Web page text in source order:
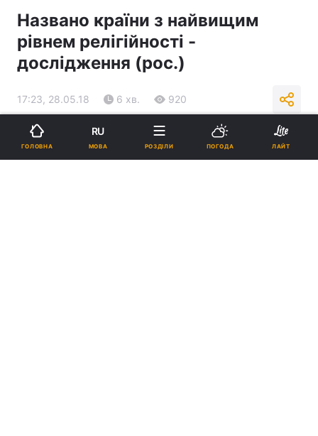
Названо країни з найвищим
рівнем релігійності -
дослідження (рос.)
17:23, 28.05.18 6 хв. 920
Підпишіться на нас в Google
ГОЛОВНА
RU
МОВА РОЗДІЛИ ПОГОДА ЛАЙТ